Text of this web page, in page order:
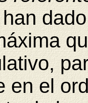
en el